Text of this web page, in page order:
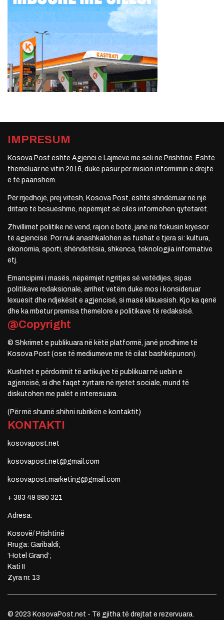
IMPRESUM
Kosova Post është Agjenci e Lajmeve me seli në Prishtinë. Është
themeluar në vitin 2016, duke pasur për mision informimin e drejtë
e të paanshëm.
Për rrjedhojë, prej vitesh, Kosova Post, është shndërruar në një
dritare të besueshme, nëpërmjet së cilës informohen qytetarët.
Zhvillimet politike në vend, rajon e botë, janë në fokusin kryesor
të agjencisë. Por nuk anashkalohen as fushat e tjera si: kultura,
ekonomia, sporti, shëndetësia, shkenca, teknologjia informative
etj.
Emancipimi i masës, nëpërmjet ngritjes së vetëdijes, sipas
politikave redaksionale, arrihet vetëm duke mos i konsideruar
lexuesit dhe ndjekësit e agjencisë, si masë klikuesish. Kjo ka qenë
dhe ka mbetur premisa themelore e politikave të redaksisë.
@Copyright
© Shkrimet e publikuara në këtë platformë, janë prodhime të
Kosova Post (ose të mediumeve me të cilat bashkëpunon).
Kushtet e përdorimit të artikujve të publikuar në uebin e
agjencisë, si dhe faqet zyrtare në rrjetet sociale, mund të
diskutohen me palët e interesuara.
(Për më shumë shihni rubrikën e kontaktit)
KONTAKTI
kosovapost.net
kosovapost.net@gmail.com
kosovapost.marketing@gmail.com
+ 383 49 890 321
Adresa:
Kosovë/ Prishtinë
Rruga: Garibaldi;
‘Hotel Grand’;
Kati II
Zyra nr. 13
© 2023 KosovaPost.net - Të gjitha të drejtat e rezervuara.